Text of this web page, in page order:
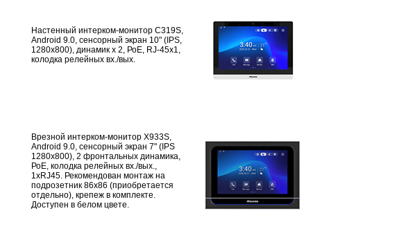
Настенный интерком-монитор C319S,
Android 9.0, сенсорный экран 10" (IPS,
1280x800), динамик х 2, РоЕ, RJ-45x1,
колодка релейных вх./вых.
Врезной интерком-монитор X933S,
Android 9.0, сенсорный экран 7" (IPS
1280x800), 2 фронтальных динамика,
РоЕ, колодка релейных вх./вых.,
1хRJ45. Рекомендован монтаж на
подрозетник 86х86 (приобретается
отдельно), крепеж в комплекте.
Доступен в белом цвете.